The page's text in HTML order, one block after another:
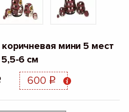
мини 5 мест
5,5-6 см
600 q